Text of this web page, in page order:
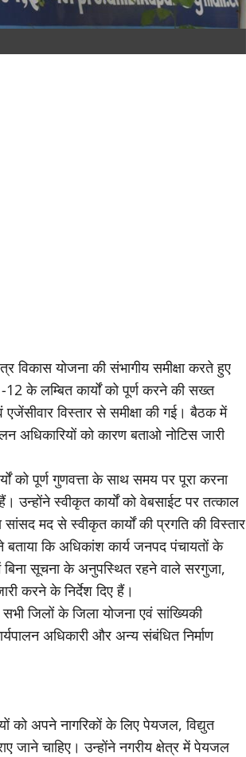
विकास योजना की संभागीय समीक्षा करते हुए
12 के लम्बित कार्यों को पूर्ण करने की सख्त
विस्तार से समीक्षा की गई। बैठक में
अधिकारियों को कारण बताओ नोटिस जारी
को पूर्ण गुणवत्ता के साथ समय पर पूरा करना
स्वीकृत कार्यों को वेबसाईट पर तत्काल
मद से स्वीकृत कार्यों की प्रगति की विस्तार
कि अधिकांश कार्य जनपद पंचायतों के
बिना सूचना के अनुपस्थित रहने वाले सरगुजा,
करने के निर्देश दिए हैं।
जिलों के जिला योजना एवं सांख्यिकी
अधिकारी और अन्य संबंधित निर्माण
को अपने नागरिकों के लिए पेयजल, विद्युत
जाने चाहिए। उन्होंने नगरीय क्षेत्र में पेयजल